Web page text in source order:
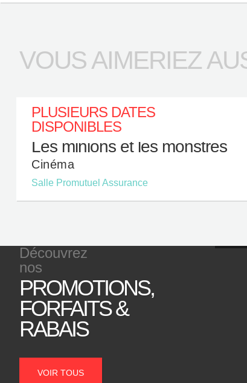
VOUS AIMERIEZ
PLUSIEURS DATES
DISPONIBLES
Les minions et les monstres
Cinéma
Salle Promutuel Assurance
Découvrez
nos
PROMOTIONS,
FORFAITS &
RABAIS
VOIR TOUS